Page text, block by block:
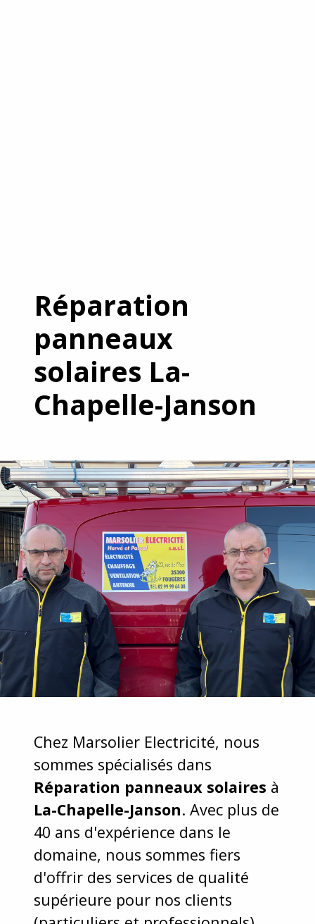
Réparation
panneaux
solaires La-
Chapelle-Janson
Chez Marsolier Electricité, nous
sommes spécialisés dans
Réparation panneaux solaires à
La-Chapelle-Janson. Avec plus de
40 ans d'expérience dans le
domaine, nous sommes fiers
d'offrir des services de qualité
supérieure pour nos clients